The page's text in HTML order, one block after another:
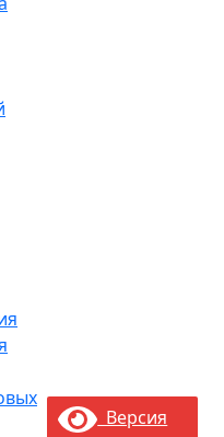
Версия